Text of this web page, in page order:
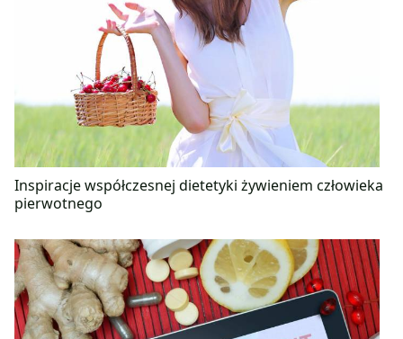
Inspiracje współczesnej dietetyki żywieniem człowieka
pierwotnego